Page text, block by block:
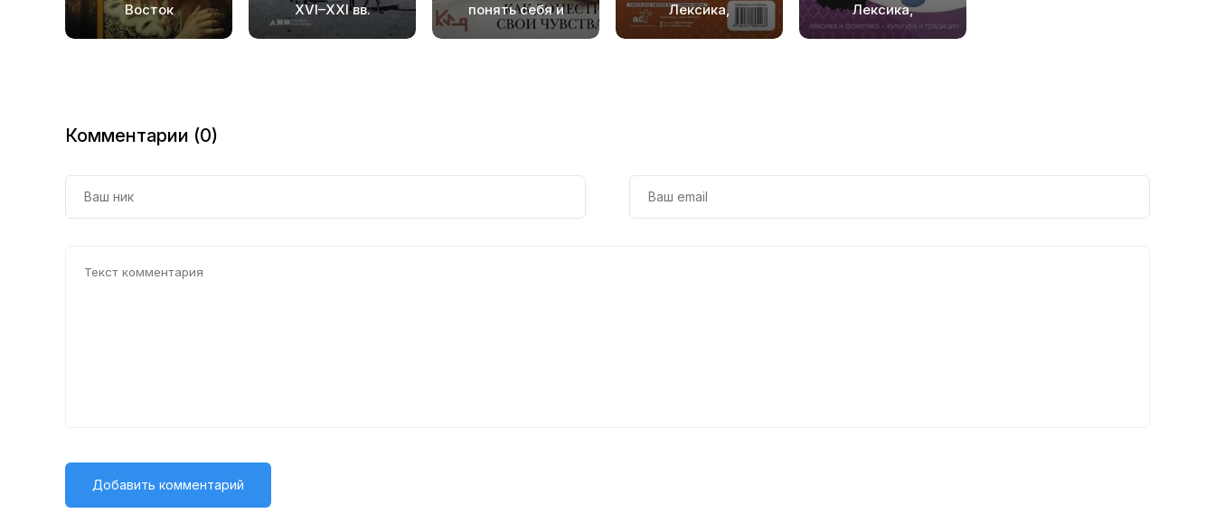
Восток
XVI–XXI вв.
понять себя и
людей вокруг. Как
Лексика,
традиции,
Лексика,
традиции,
Комментарии (0)